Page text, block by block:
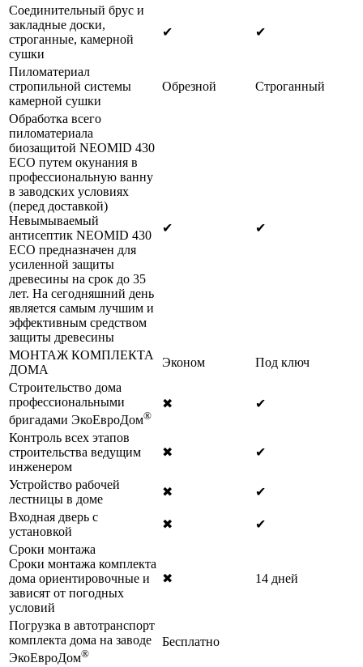
Соединительный брус и
закладные доски,
строганные, камерной
сушки
✔ ✔
Пиломатериал
стропильной системы
камерной сушки
Обрезной Строганный
Обработка всего
пиломатериала
биозащитой NEOMID 430
ECO путем окунания в
профессиональную ванну
в заводских условиях
(перед доставкой)
Невымываемый
антисептик NEOMID 430
ECO предназначен для
усиленной защиты
древесины на срок до 35
лет. На сегодняшний день
является самым лучшим и
эффективным средством
защиты древесины
✔ ✔
МОНТАЖ КОМПЛЕКТА
ДОМА
Эконом
Под ключ
Строительство дома
профессиональными
бригадами ЭкоЕвроДом®
✖ ✔
Контроль всех этапов
строительства ведущим
инженером
✖ ✔
Устройство рабочей
лестницы в доме
✖
✔
Входная дверь с
установкой
✖
✔
Сроки монтажа
Сроки монтажа комплекта
дома ориентировочные и
зависят от погодных
условий
✖ 14 дней
Погрузка в автотранспорт
комплекта дома на заводе
ЭкоЕвроДом®
Бесплатно